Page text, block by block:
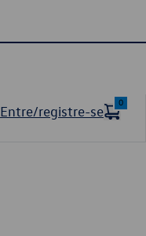
Entre/registre-se
0